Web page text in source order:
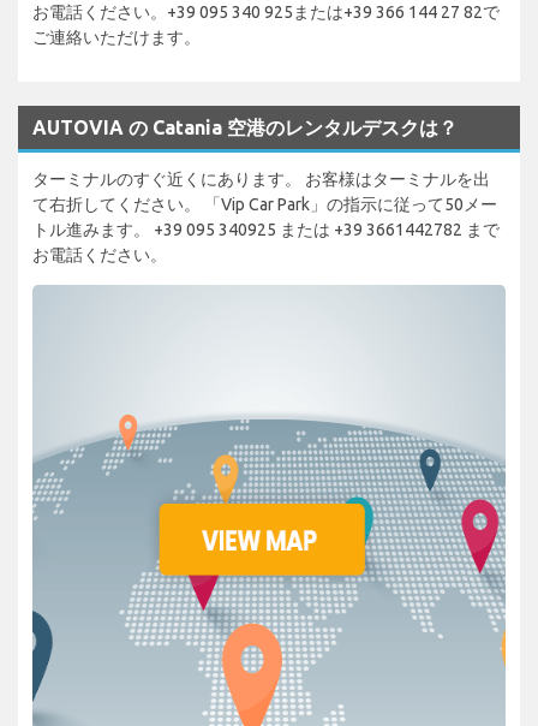
お電話ください。+39 095 340 925または+39 366 144 27 82で
ご連絡いただけます。
AUTOVIA の Catania 空港のレンタルデスクは？
ターミナルのすぐ近くにあります。 お客様はターミナルを出
て右折してください。 「Vip Car Park」の指示に従って50メー
トル進みます。 +39 095 340925 または +39 3661442782 まで
お電話ください。